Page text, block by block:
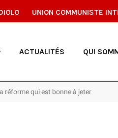
UNION COMMUNISTE
ACTUALITÉS QUI
réforme qui est bonne à jeter